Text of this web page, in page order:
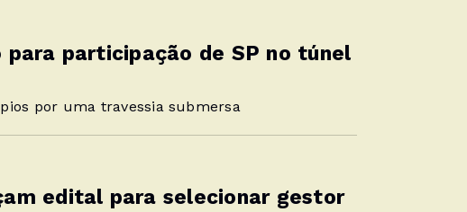
para participação de SP no túnel
por uma travessia submersa
edital para selecionar gestor